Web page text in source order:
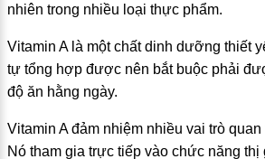
nhiên trong nhiều loại thực phẩm.
Vitamin A là một chất dinh dưỡng thiết
tự tổng hợp được nên bắt buộc phải
độ ăn hằng ngày.
Vitamin A đảm nhiệm nhiều vai trò
Nó tham gia trực tiếp vào chức năng thị